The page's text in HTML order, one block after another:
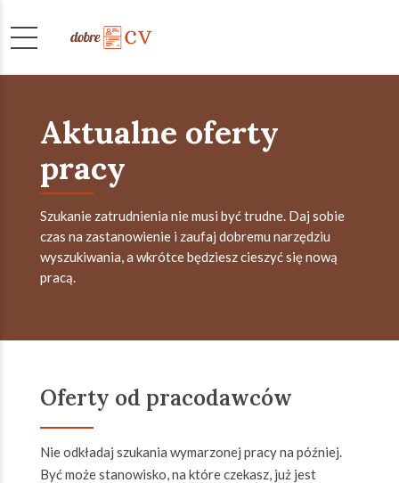
Aktualne oferty
pracy
Szukanie zatrudnienia nie musi być trudne. Daj sobie
czas na zastanowienie i zaufaj dobremu narzędziu
wyszukiwania, a wkrótce będziesz cieszyć się nową
pracą.
Oferty od pracodawców
Nie odkładaj szukania wymarzonej pracy na później.
Być może stanowisko, na które czekasz, już jest